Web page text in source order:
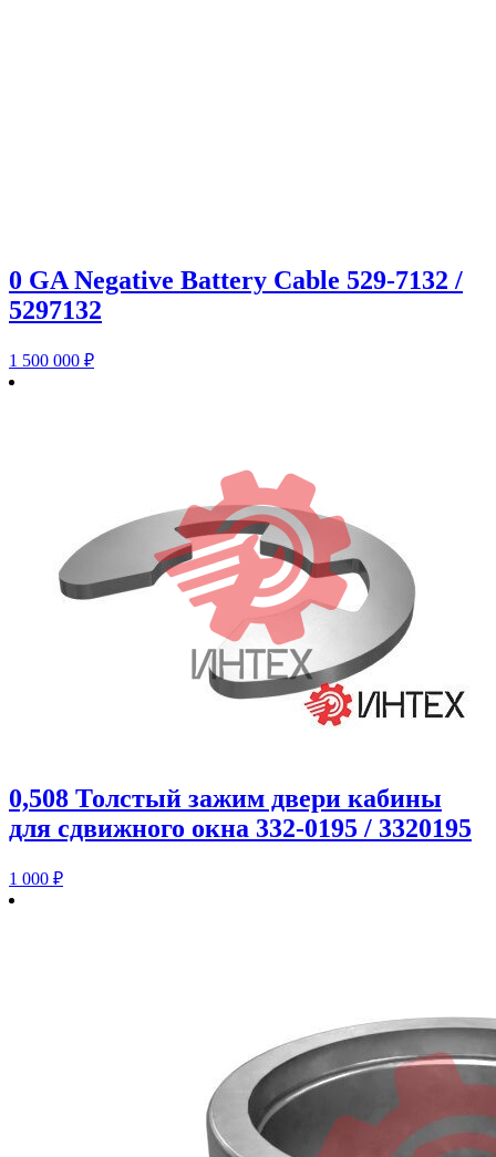
0 GA Negative Battery Cable 529-7132 /
5297132
1 500 000 ₽
0,508 Толстый зажим двери кабины
для сдвижного окна 332-0195 / 3320195
1 000 ₽